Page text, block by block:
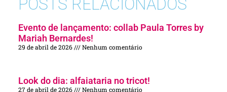
POSTS RELACIONADOS
Evento de lançamento: collab Paula Torres by
Mariah Bernardes!
29 de abril de 2026 Nenhum comentário
Look do dia: alfaiataria no tricot!
27 de abril de 2026 Nenhum comentário